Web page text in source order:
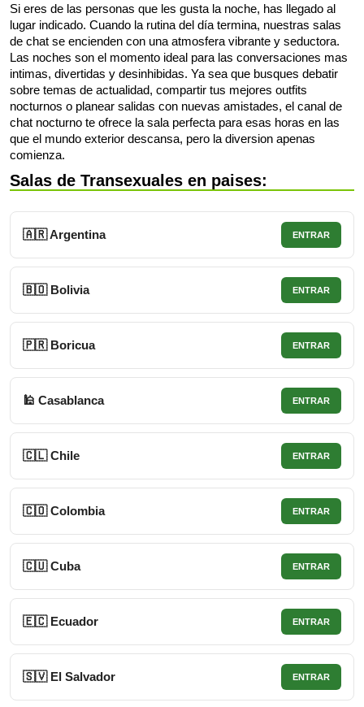
Si eres de las personas que les gusta la noche, has llegado al
lugar indicado. Cuando la rutina del día termina, nuestras salas
de chat se encienden con una atmosfera vibrante y seductora.
Las noches son el momento ideal para las conversaciones mas
intimas, divertidas y desinhibidas. Ya sea que busques debatir
sobre temas de actualidad, compartir tus mejores outfits
nocturnos o planear salidas con nuevas amistades, el canal de
chat nocturno te ofrece la sala perfecta para esas horas en las
que el mundo exterior descansa, pero la diversion apenas
comienza.
Salas de Transexuales en paises:
🇦🇷 Argentina ENTRAR
🇧🇴 Bolivia ENTRAR
🇵🇷 Boricua ENTRAR
🕌 Casablanca ENTRAR
🇨🇱 Chile ENTRAR
🇨🇴 Colombia ENTRAR
🇨🇺 Cuba ENTRAR
🇪🇨 Ecuador ENTRAR
🇸🇻 El Salvador ENTRAR